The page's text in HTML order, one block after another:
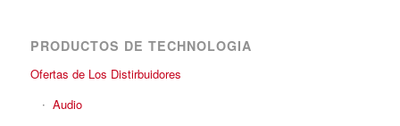
PRODUCTOS DE TECHNOLOGIA
Ofertas de Los Distirbuidores
Audio